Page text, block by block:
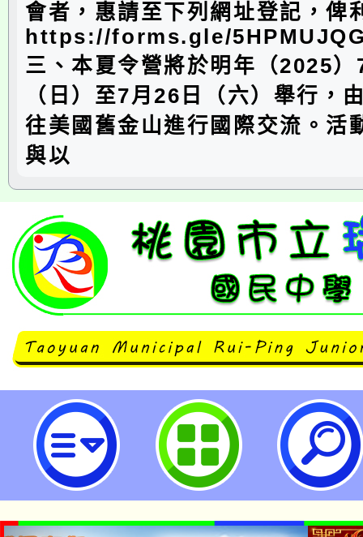
會者，惠請至下列網址登記，俾
https://forms.gle/
三、本夏令營將於明年（2025
（日）至7月26日（六）舉行，
往美國舊金山進行國際交流。活
與以
neilrpjhstyc網站設計者：徐嘉